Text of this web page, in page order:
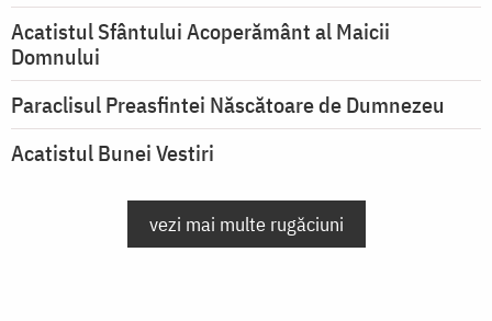
Acatistul Sfântului Acoperământ al Maicii
Domnului
Paraclisul Preasfintei Născătoare de Dumnezeu
Acatistul Bunei Vestiri
vezi mai multe rugăciuni